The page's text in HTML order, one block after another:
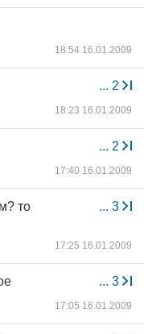
18:54 16.01.2009
... 2
18:23 16.01.2009
... 2
17:40 16.01.2009
... 3
то
17:25 16.01.2009
... 3
17:05 16.01.2009